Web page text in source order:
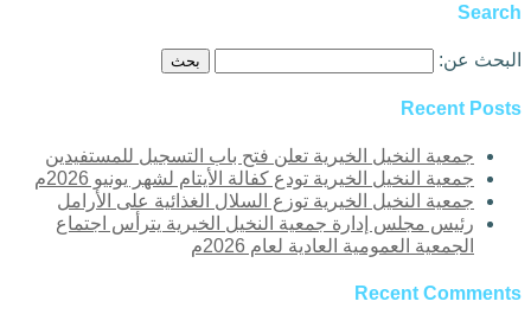
Search
البحث عن:
Recent Posts
جمعية النخيل الخيرية تعلن فتح باب التسجيل للمستفيدين
جمعية النخيل الخيرية تودع كفالة الأيتام لشهر يونيو 2026م
جمعية النخيل الخيرية توزع السلال الغذائية على الأرامل
رئيس مجلس إدارة جمعية النخيل الخيرية يترأس اجتماع
الجمعية العمومية العادية لعام 2026م
Recent Comments